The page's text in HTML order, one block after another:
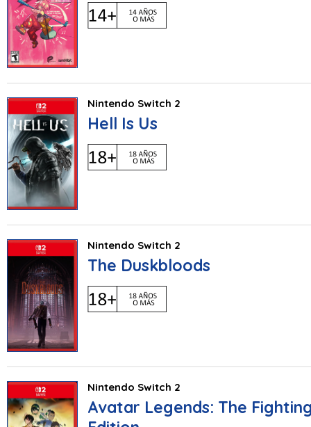
Nintendo Switch 2
Hell Is Us
Nintendo Switch 2
The Duskbloods
Nintendo Switch 2
Avatar Legends: The